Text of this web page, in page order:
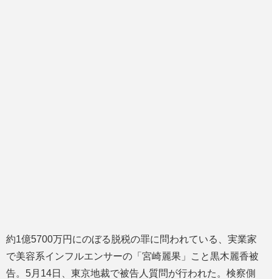
約1億5700万円にのぼる脱税の罪に問われている、実業家
で美容系インフルエンサーの「宮崎麗果」こと黒木麗香被
告。5月14日、東京地裁で被告人質問が行われた。検察側